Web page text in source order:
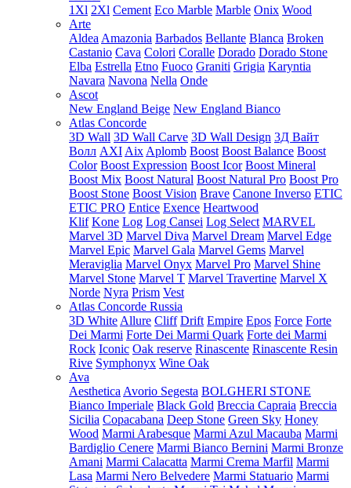
1Xl 2Xl Cement Eco Marble Marble Onix Wood
Arte
Aldea Amazonia Barbados Bellante Blanca Broken
Castanio Cava Colori Coralle Dorado Dorado Stone
Elba Estrella Etno Fuoco Graniti Grigia Karyntia
Navara Navona Nella Onde
Ascot
New England Beige New England Bianco
Atlas Concorde
3D Wall 3D Wall Carve 3D Wall Design 3Д Вайт
Волл AXI Aix Aplomb Boost Boost Balance Boost
Color Boost Expression Boost Icor Boost Mineral
Boost Mix Boost Natural Boost Natural Pro Boost Pro
Boost Stone Boost Vision Brave Canone Inverso ETIC
ETIC PRO Entice Exence Heartwood
Klif Kone Log Log Cansei Log Select MARVEL
Marvel 3D Marvel Diva Marvel Dream Marvel Edge
Marvel Epic Marvel Gala Marvel Gems Marvel
Meraviglia Marvel Onyx Marvel Pro Marvel Shine
Marvel Stone Marvel T Marvel Travertine Marvel X
Norde Nyra Prism Vest
Atlas Concorde Russia
3D White Allure Cliff Drift Empire Epos Force Forte
Dei Marmi Forte Dei Marmi Quark Forte dei Marmi
Rock Iconic Oak reserve Rinascente Rinascente Resin
Rive Symphonyx Wine Oak
Ava
Aesthetica Avorio Segesta BOLGHERI STONE
Bianco Imperiale Black Gold Breccia Capraia Breccia
Sicilia Copacabana Deep Stone Green Sky Honey
Wood Marmi Arabesque Marmi Azul Macauba Marmi
Bardiglio Cenere Marmi Bianco Bernini Marmi Bronze
Amani Marmi Calacatta Marmi Crema Marfil Marmi
Lasa Marmi Nero Belvedere Marmi Statuario Marmi